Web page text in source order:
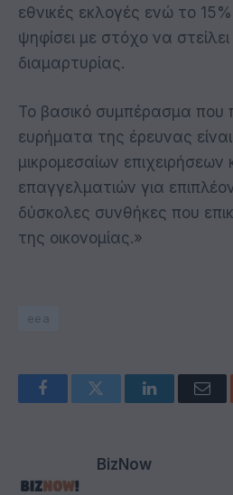
εθνικές εκλογές ενώ το
ψηφίσει με στόχο να
διαμαρτυρίας.
Το βασικό συμπέρασμα που
ευρήματα της έρευνας
μικρομεσαίων
επαγγελματιών για
δύσκολες συνθήκες που
της οικονομίας.»
eea
FacebookTwitter LinkedIn
BizNow